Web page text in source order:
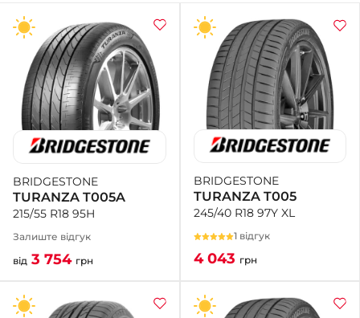
+38 (067) 911-14-14
- на Щепкіна
+38 (098) 911-911-0
- на Тополі
+38 (098) 911-911-4
- на Калиновій
+38 (077) 7-184-184
- Донецьке шосе
+38 (050)-911-911-2
- Щепкіна
+38 (099)-643-33-77
- Тополь
+38 (068)-923-74-19
- Калинова
BRIDGESTONE
TURANZA T005A
215/55 R18 95H
Залиште відгук
від 3 754 грн
BRIDGESTONE
TURANZA T005
245/40 R18 97Y XL
1 відгук
4 043 грн